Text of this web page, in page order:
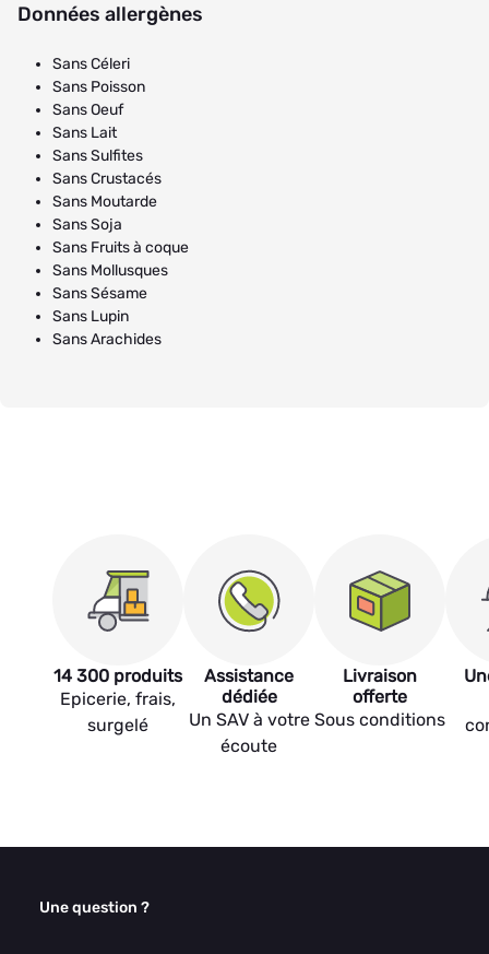
Données allergènes
Sans Céleri
Sans Poisson
Sans Oeuf
Sans Lait
Sans Sulfites
Sans Crustacés
Sans Moutarde
Sans Soja
Sans Fruits à coque
Sans Mollusques
Sans Sésame
Sans Lupin
Sans Arachides
14 300 produits
Epicerie, frais,
surgelé
Assistance
dédiée
Un SAV à votre
écoute
Livraison
offerte
Sous conditions
Une question ?